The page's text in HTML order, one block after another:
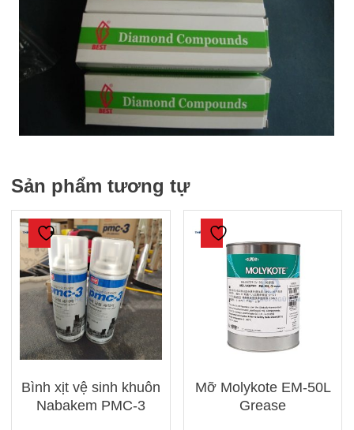
Sản phẩm tương tự
Bình xịt vệ sinh khuôn
Nabakem PMC-3
Mỡ Molykote EM-50L
Grease